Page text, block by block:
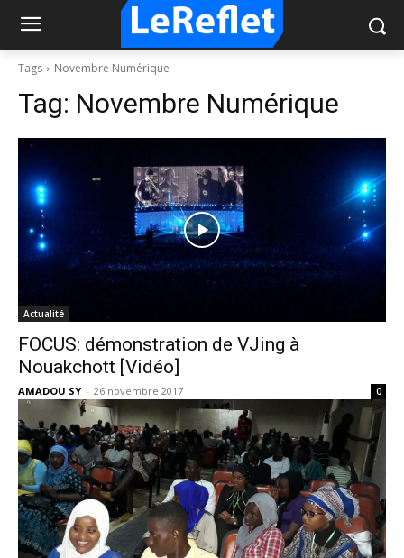
Tags Novembre Numérique
Tag: Novembre Numérique
Actualité
FOCUS: démonstration de VJing à
Nouakchott [Vidéo]
AMADOU SY - 26 novembre 2017 0